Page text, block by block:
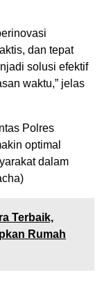
dan tepat
solusi efektif
waktu,” jelas
Polres
optimal
dalam
Terbaik,
Rumah